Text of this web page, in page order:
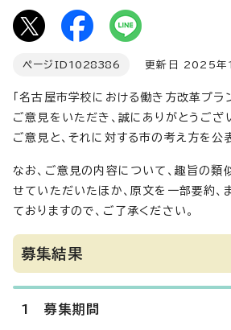
ページID 1028386 更新日 2025年
「名古屋市学校における働き方改革プラン
ご意見をいただき、誠にありがとうござ
ご意見と、それに対する市の考え方を公
なお、ご意見の内容について、趣旨の類
せていただいたほか、原文を一部要約、
ておりますので、ご了承ください。
募集結果
1 募集期間